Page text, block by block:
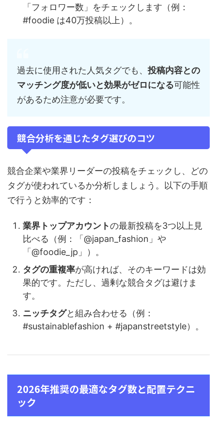
「フォロワー数」をチェックします（例：
#foodie は40万投稿以上）。
過去に使用された人気タグでも、投稿内容との
マッチング度が低いと効果がゼロになる可能性
があるため注意が必要です。
競合分析を通じたタグ選びのコツ
競合企業や業界リーダーの投稿をチェックし、どの
タグが使われているか分析しましょう。以下の手順
で行うと効率的です：
業界トップアカウントの最新投稿を3つ以上見
比べる（例：「@japan_fashion」や
「@foodie_jp」）。
タグの重複率が高ければ、そのキーワードは効
果的です。ただし、過剰な競合タグは避けま
す。
ニッチタグと組み合わせる（例：
#sustainablefashion + #japanstreetstyle）。
2026年推奨の最適なタグ数と配置テクニ
ック